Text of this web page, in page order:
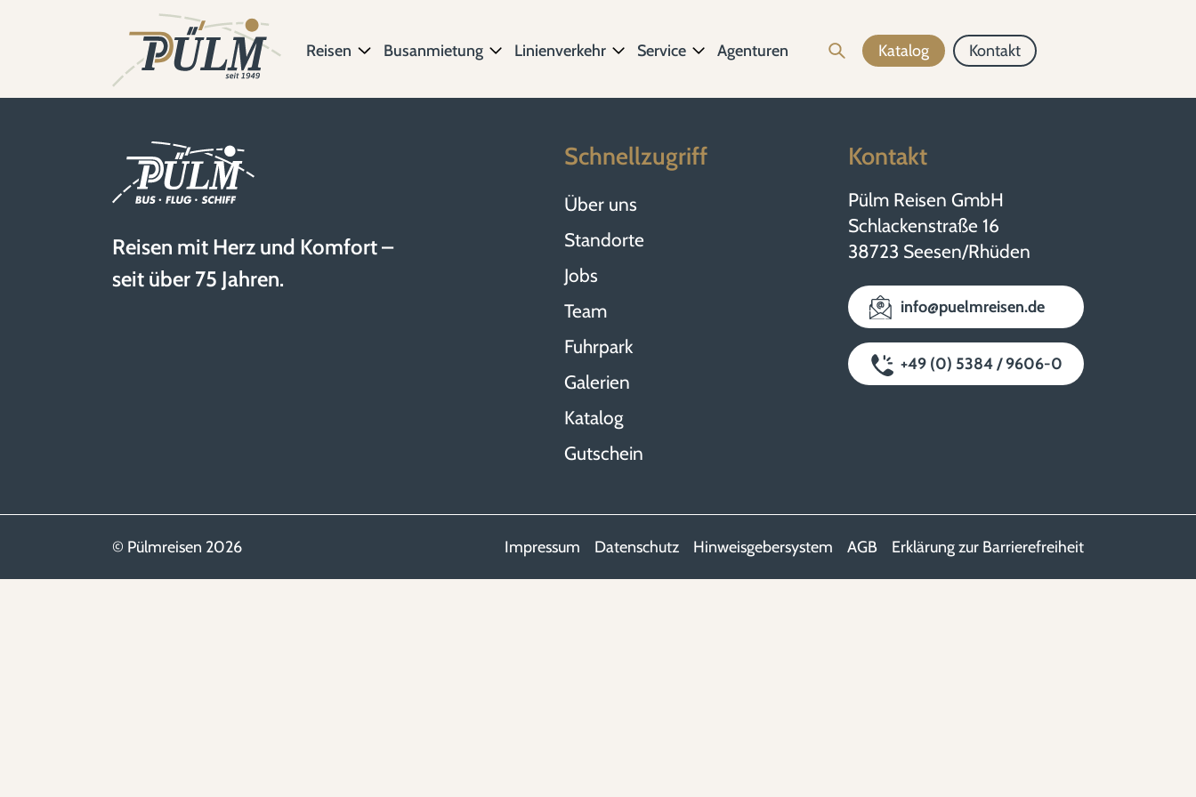
Reisen Busanmietung Linienverkehr Service Agenturen Katalog Kontakt
Reisen mit Herz und Komfort –
seit über 75 Jahren.
Schnellzugriff
Über uns
Standorte
Jobs
Team
Fuhrpark
Galerien
Katalog
Gutschein
Kontakt
Pülm Reisen GmbH
Schlackenstraße 16
38723 Seesen/Rhüden
info@puelmreisen.de
+49 (0) 5384 / 9606-0
© Pülmreisen 2026 Impressum Datenschutz Hinweisgebersystem AGB Erklärung zur Barrierefreiheit